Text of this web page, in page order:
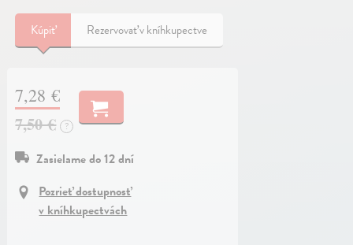
Kúpiť Rezervovať v kníhkupectve
7,28 €
7,50 €
?
Zasielame do 12 dní
Pozrieť dostupnosť
v kníhkupectvách